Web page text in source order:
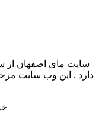
دارد . این وب سایت